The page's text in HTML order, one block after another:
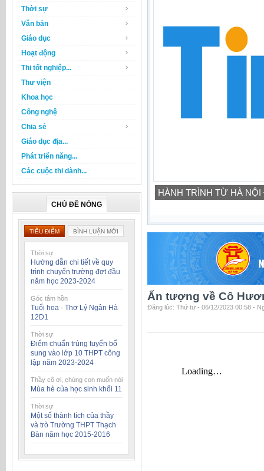
Thời sự
Văn bản
Giáo dục
Hoạt động
Thi tốt nghiệp...
Thư viện
Khoa học
Công nghệ
Chia sẻ
Giáo dục địa...
Phát triển năng...
Các cuộc thi dành...
CHỦ ĐỀ NÓNG
TIÊU ĐIỂM BÌNH LUẬN MỚI
Thời sự
Hướng dẫn chi tiết về quy
trình chuyển trường đợt đầu
năm học 2023-2024
Góc tâm hồn
Tuổi hoa - Thơ Lý Ngân Hà
12D1
Thời sự
Điểm chuẩn trúng tuyển bổ
sung vào lớp 10 THPT công
lập năm 2023-2024
Thầy cô ơi, chúng con muốn nói
Mùa hè của học sinh khối 11
Thời sự
Một số thành tích của thầy
và trò Trường THPT Thạch
Bàn năm học 2015-2016
HÀNH TRÌNH TỪ HÀ
Ấn tượng về Cô
Đăng lúc: Thứ tư - 06/12/2023 00:58 -